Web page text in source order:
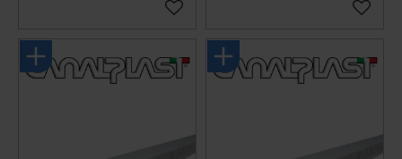
Lägg till i favoriter Lägg